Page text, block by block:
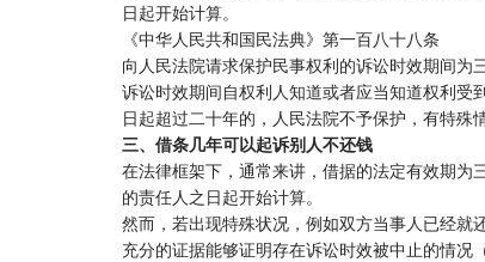
日起开始计算。
《中华人民共和国民法典》第一百八十八条
向人民法院请求保护民事权利的诉讼时效期间为
诉讼时效期间自权利人知道或者应当知道权利受
日起超过二十年的，人民法院不予保护，有特殊
三、借条几年可以起诉别人不还钱
在法律框架下，通常来讲，借据的法定有效期
的责任人之日起开始计算。
然而，若出现特殊状况，例如双方当事人已经
充分的证据能够证明存在诉讼时效被中止的情